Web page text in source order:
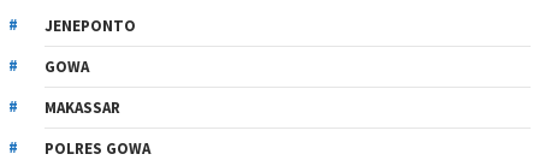
JENEPONTO
GOWA
MAKASSAR
POLRES GOWA